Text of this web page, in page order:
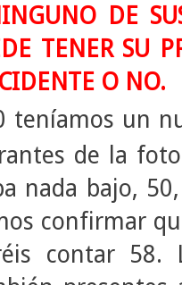
DE
TENER SU
O NO.
teníamos un
de la
nada bajo,
confirmar
contar 58.